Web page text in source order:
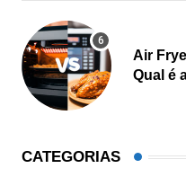
Air
Qual é
CATEGORIAS